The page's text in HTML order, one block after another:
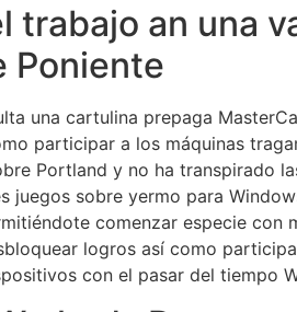
trabajo an una
Poniente
una cartulina prepaga
participar a los máquinas
Portland y no ha transpirado
juegos sobre yermo para
comenzar especie
logros así­ como
con el pasar del tiempo